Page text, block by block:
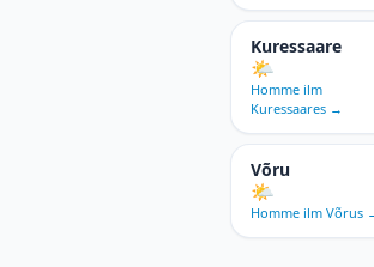
Kuressaare
🌤
Homme ilm
Kuressaares →
Võru
🌤
Homme ilm Võrus